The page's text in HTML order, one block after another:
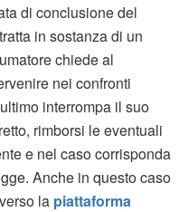
di conclusione del
in sostanza di un
chiede al
nei confronti
interrompa il suo
rimborsi le eventuali
e nel caso corrisponda
Anche in questo caso
la piattaforma